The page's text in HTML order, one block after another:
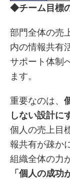
◆チーム目標
部門全体の売
内の情報共有
サポート体制
ます。
重要なのは、
しない設計に
個人の売上目
報共有が疎か
組織全体の力
「個人の成功